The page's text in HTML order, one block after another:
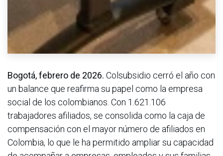
Bogotá, febrero de 2026. Colsubsidio cerró el año con
un balance que reafirma su papel como la empresa
social de los colombianos. Con 1.621.106
trabajadores afiliados, se consolida como la caja de
compensación con el mayor número de afiliados en
Colombia, lo que le ha permitido ampliar su capacidad